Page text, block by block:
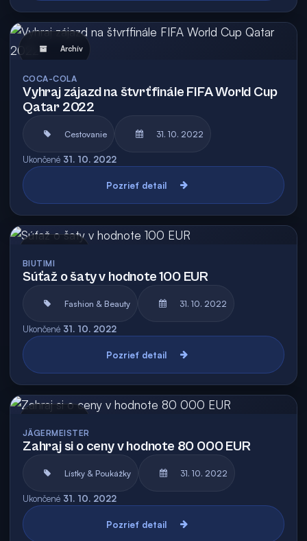
Archív
COCA-COLA
Vyhraj zájazd na štvrťfinále FIFA World Cup
Qatar 2022
Cestovanie 31. 10. 2022
Ukončené 31. 10. 2022
Pozrieť detail
BIUTIMI
Súťaž o šaty v hodnote 100 EUR
Fashion & Beauty 31. 10. 2022
Ukončené 31. 10. 2022
Pozrieť detail
JÄGERMEISTER
Zahraj si o ceny v hodnote 80 000 EUR
Lístky & Poukážky 31. 10. 2022
Ukončené 31. 10. 2022
Pozrieť detail